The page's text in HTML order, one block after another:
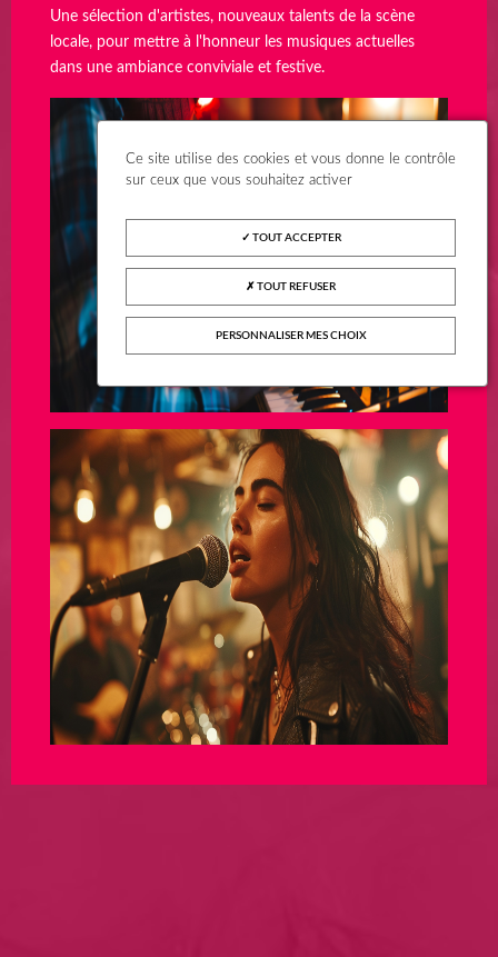
Une sélection d'artistes, nouveaux talents de la scène
locale, pour mettre à l'honneur les musiques actuelles
dans une ambiance conviviale et festive.
Ce site utilise des cookies et vous donne le contrôle
sur ceux que vous souhaitez activer
TOUT ACCEPTER
TOUT REFUSER
PERSONNALISER MES CHOIX